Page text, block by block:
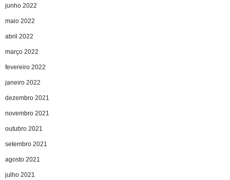
junho 2022
maio 2022
abril 2022
março 2022
fevereiro 2022
janeiro 2022
dezembro 2021
novembro 2021
outubro 2021
setembro 2021
agosto 2021
julho 2021